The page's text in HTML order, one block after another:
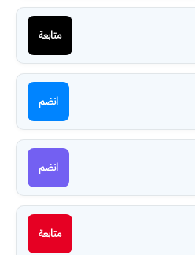
متابعة
انضم
انضم
متابعة